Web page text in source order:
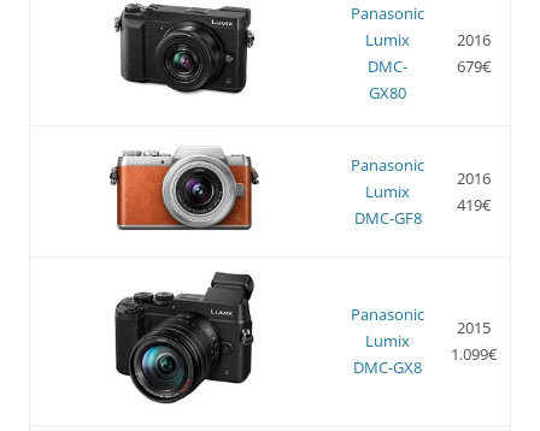
Panasonic
Lumix
DMC-
GX80
2016
679€
Panasonic
Lumix
DMC-GF8
2016
419€
Panasonic
Lumix
DMC-GX8
2015
1.099€